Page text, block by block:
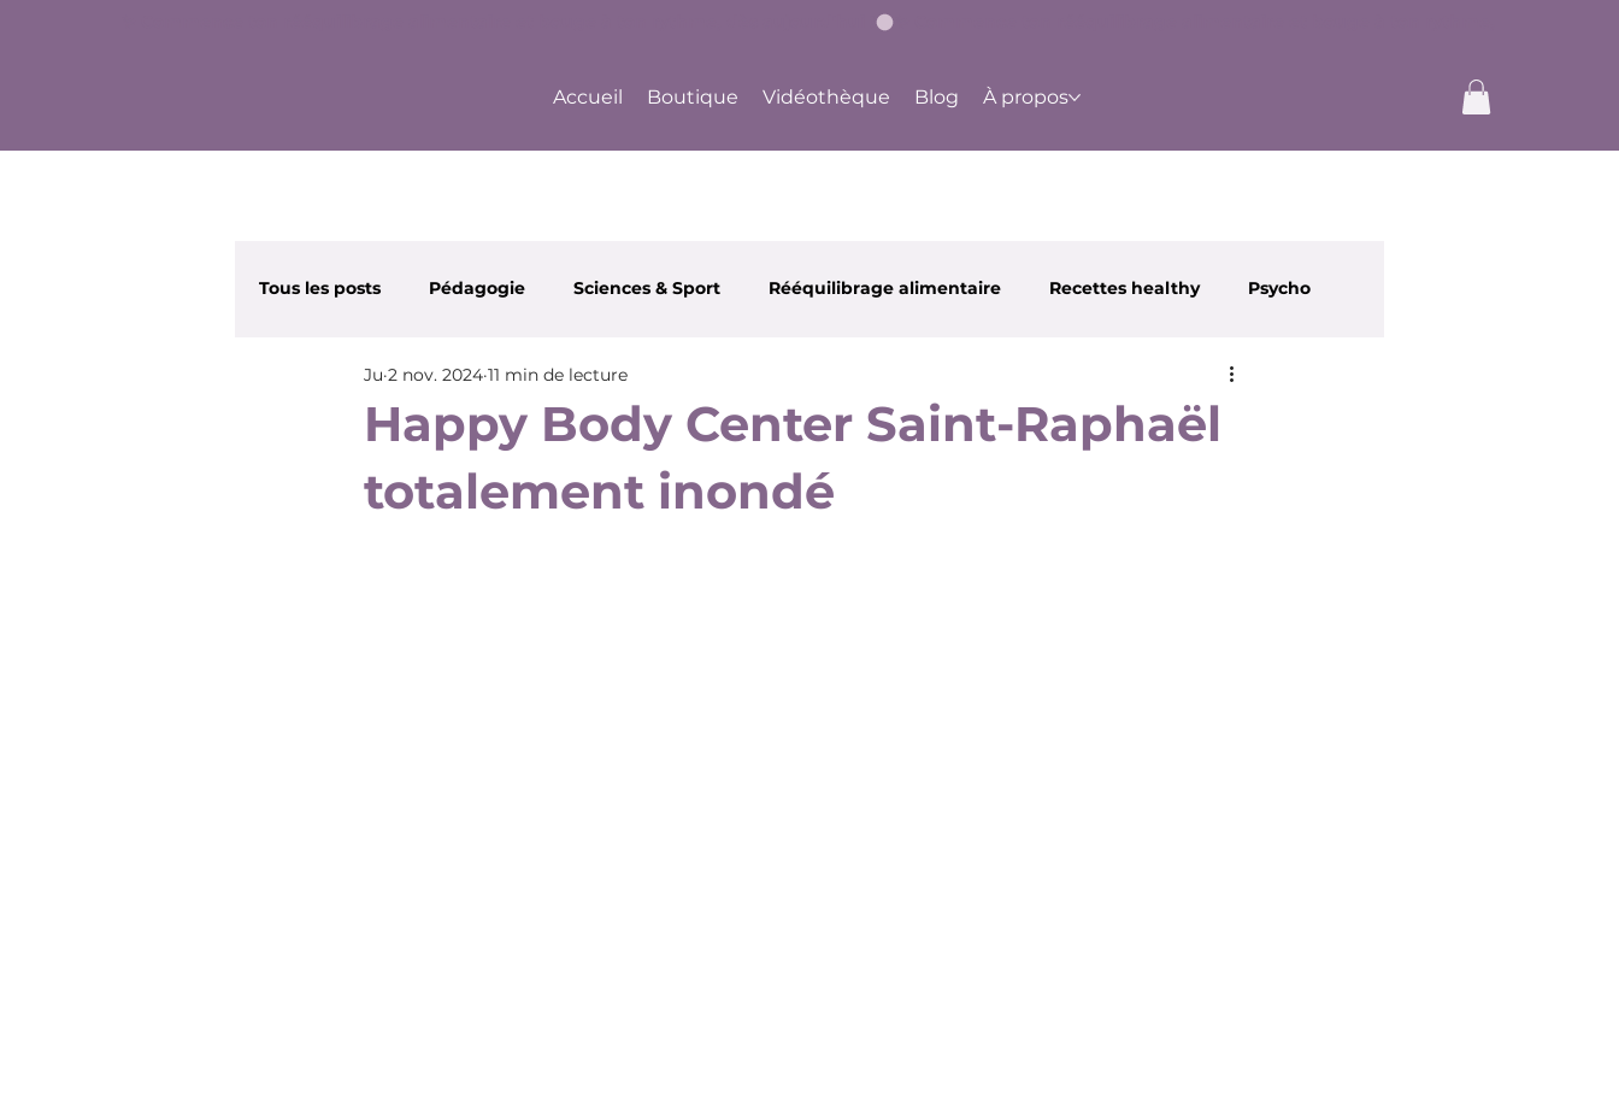
Accueil Boutique Vidéothèque Blog À propos
Tous les posts Pédagogie Sciences & Sport Rééquilibrage alimentaire Recettes healthy Psycho
Wonder Nana Beauté et Santé
Happy Body Center Saint-Raphaël
totalement inondé
Ju 2 nov. 2024 11 min de lecture